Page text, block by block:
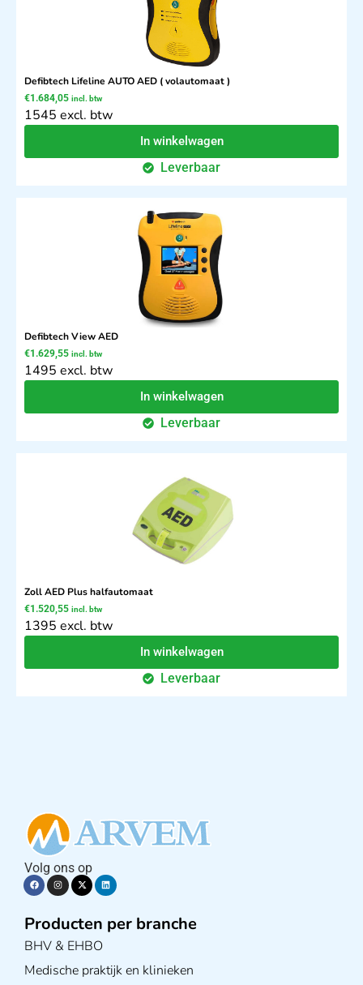
Defibtech Lifeline AUTO AED ( volautomaat )
€1.684,05 incl. btw
1545 excl. btw
In winkelwagen
Leverbaar
Defibtech View AED
€1.629,55 incl. btw
1495 excl. btw
In winkelwagen
Leverbaar
Zoll AED Plus halfautomaat
€1.520,55 incl. btw
1395 excl. btw
In winkelwagen
Leverbaar
Volg ons op
Producten per branche
BHV & EHBO
Medische praktijk en klinieken